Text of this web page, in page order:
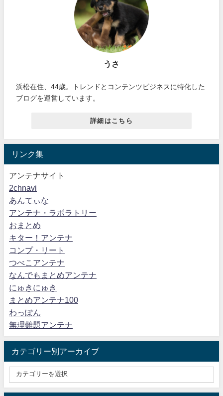
うさ
浜松在住、44歳。トレンドとコンテンツビジネスに特化した
ブログを運営しています。
詳細はこちら
リンク集
アンテナサイト
2chnavi
あんてぃな
アンテナ・ラボラトリー
おまとめ
キター！アンテナ
コンプ・リート
つべこアンテナ
なんでもまとめアンテナ
にゅきにゅき
まとめアンテナ100
わっぽん
無理難題アンテナ
カテゴリー別アーカイブ